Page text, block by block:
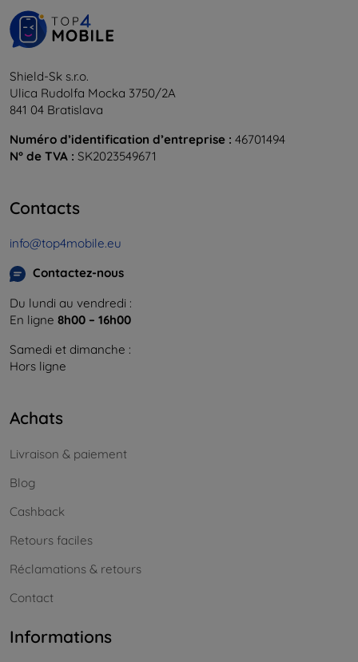
Shield-Sk s.r.o.
Ulica Rudolfa Mocka 3750/2A
841 04 Bratislava
Numéro d’identification d’entreprise : 46701494
N° de TVA : SK2023549671
Contacts
info@top4mobile.eu
Contactez-nous
Du lundi au vendredi :
En ligne 8h00 – 16h00
Samedi et dimanche :
Hors ligne
Achats
Livraison & paiement
Blog
Cashback
Retours faciles
Réclamations & retours
Contact
Informations